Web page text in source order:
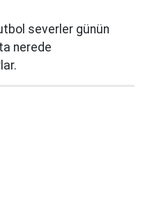
severler günün
nerede